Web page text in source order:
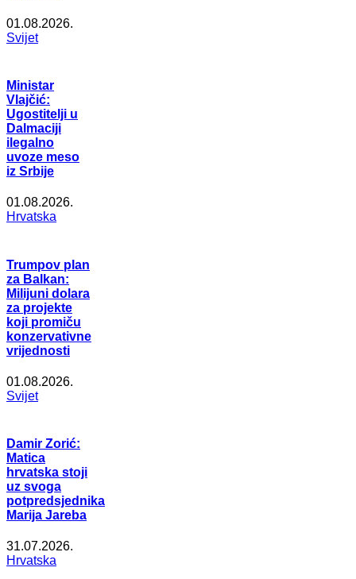
01.08.2026.
Svijet
Ministar
Vlajčić:
Ugostitelji u
Dalmaciji
ilegalno
uvoze meso
iz Srbije
01.08.2026.
Hrvatska
Trumpov plan
za Balkan:
Milijuni dolara
za projekte
koji promiču
konzervativne
vrijednosti
01.08.2026.
Svijet
Damir Zorić:
Matica
hrvatska stoji
uz svoga
potpredsjednika
Marija Jareba
31.07.2026.
Hrvatska